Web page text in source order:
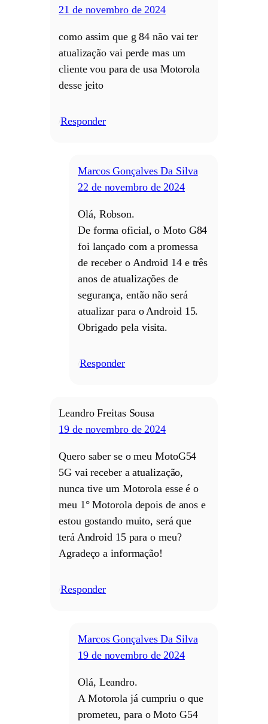
21 de novembro de 2024
como assim que g 84 não vai ter
atualização vai perde mas um
cliente vou para de usa Motorola
desse jeito
Responder
Marcos Gonçalves Da Silva
22 de novembro de 2024
Olá, Robson.
De forma oficial, o Moto G84
foi lançado com a promessa
de receber o Android 14 e três
anos de atualizações de
segurança, então não será
atualizar para o Android 15.
Obrigado pela visita.
Responder
Leandro Freitas Sousa
19 de novembro de 2024
Quero saber se o meu MotoG54
5G vai receber a atualização,
nunca tive um Motorola esse é o
meu 1° Motorola depois de anos e
estou gostando muito, será que
terá Android 15 para o meu?
Agradeço a informação!
Responder
Marcos Gonçalves Da Silva
19 de novembro de 2024
Olá, Leandro.
A Motorola já cumpriu o que
prometeu, para o Moto G54